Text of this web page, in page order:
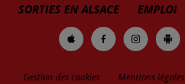
SORTIES EN ALSACE
EMPLOI
Gestion des cookies Mentions légales